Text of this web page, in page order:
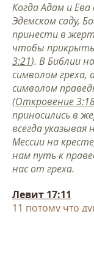
Когда Адам и Ева
Эдемском саду,
принести в
чтобы
3:21). В Библии
символом
символом
(Откровение
приносились в
всегда
Мессии на
нам путь к
нас от греха.
Левит 17:11
11 потому что